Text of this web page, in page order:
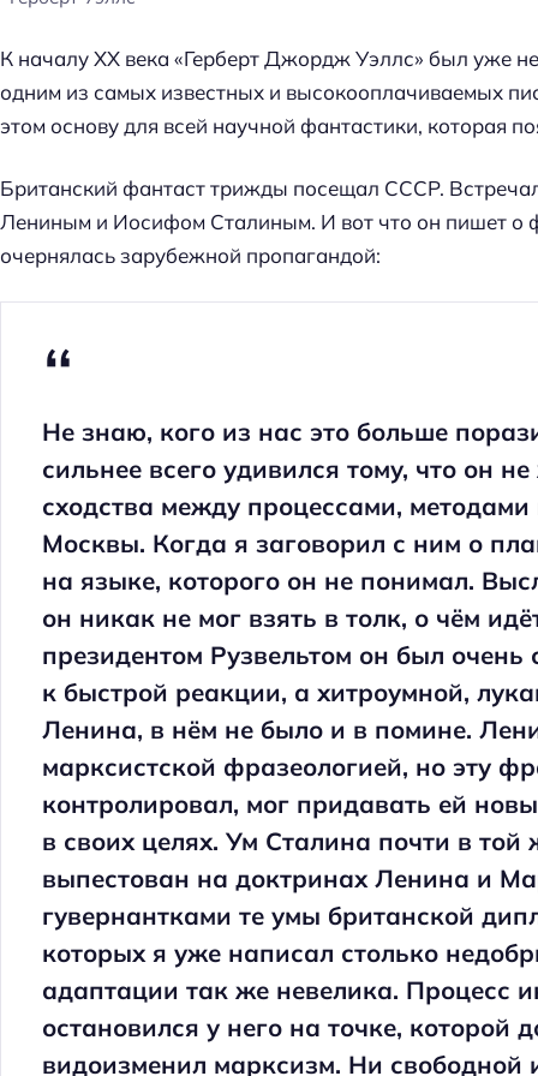
К началу XX века «Герберт Джордж Уэллс» был уже
одним из самых известных и высокооплачиваемых
этом основу для всей научной фантастики, которая
Британский фантаст трижды посещал СССР.
Лениным и Иосифом Сталиным. И вот что он пишет о
очернялась зарубежной пропагандой:
Не знаю, кого из нас это больше
сильнее всего удивился тому, что он
сходства между процессами,
Москвы. Когда я заговорил с ним о
на языке, которого он не понимал.
он никак не мог взять в толк, о чём
президентом Рузвельтом он был очень
к быстрой реакции, а хитроумной,
Ленина, в нём не было и в помине.
марксистской фразеологией, но эту
контролировал, мог придавать ей
в своих целях. Ум Сталина почти в
выпестован на доктринах Ленина и
гувернантками те умы британской
которых я уже написал столько
адаптации так же невелика. Процесс
остановился у него на точке, которой
видоизменил марксизм. Ни свободной